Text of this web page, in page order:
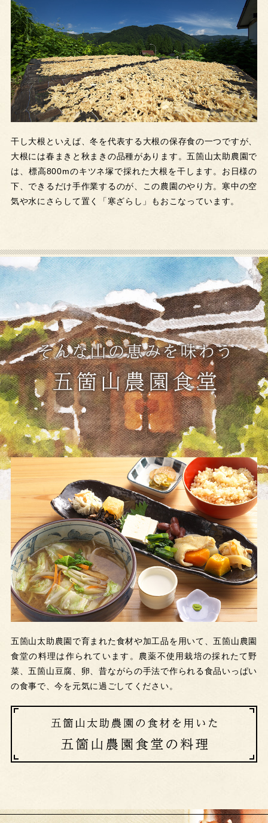
干し大根といえば、冬を代表する大根の保存食の一つですが、
大根には春まきと秋まきの品種があります。五箇山太助農園で
は、標高800mのキツネ塚で採れた大根を干します。お日様の
下、できるだけ手作業するのが、この農園のやり方。寒中の空
気や水にさらして置く「寒ざらし」もおこなっています。
五箇山太助農園で育まれた食材や加工品を用いて、五箇山農園
食堂の料理は作られています。農薬不使用栽培の採れたて野
菜、五箇山豆腐、卵、昔ながらの手法で作られる食品いっぱい
の食事で、今を元気に過ごしてください。